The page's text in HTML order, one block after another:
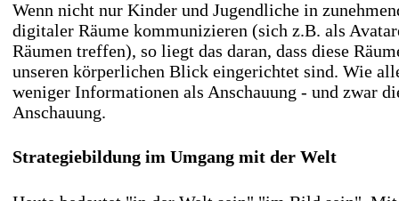
Wenn nicht nur Kinder und Jugendliche in
digitaler Räume kommunizieren (sich z.B. als
Räumen treffen), so liegt das daran, dass diese
unseren körperlichen Blick eingerichtet sind. Wie
weniger Informationen als Anschauung - und zwar
Anschauung.
Strategiebildung im Umgang mit der Welt